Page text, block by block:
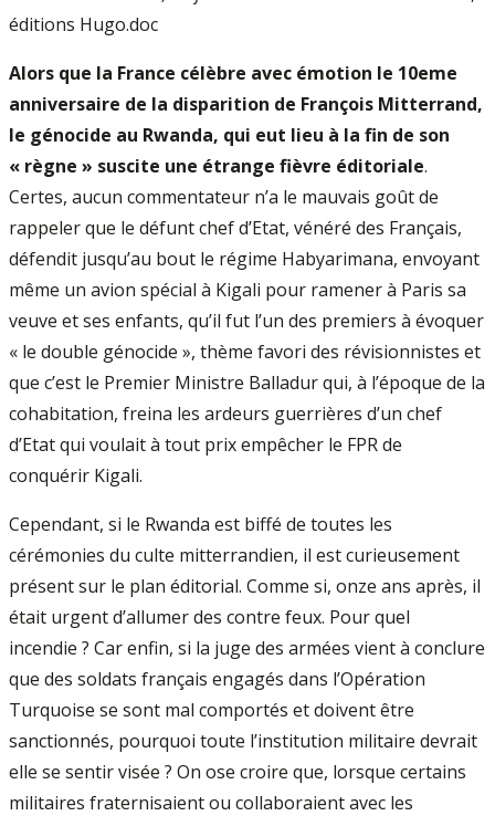
éditions Hugo.doc
Alors que la France célèbre avec émotion le 10eme
anniversaire de la disparition de François Mitterrand,
le génocide au Rwanda, qui eut lieu à la fin de son
« règne » suscite une étrange fièvre éditoriale.
Certes, aucun commentateur n’a le mauvais goût de
rappeler que le défunt chef d’Etat, vénéré des Français,
défendit jusqu’au bout le régime Habyarimana, envoyant
même un avion spécial à Kigali pour ramener à Paris sa
veuve et ses enfants, qu’il fut l’un des premiers à évoquer
« le double génocide », thème favori des révisionnistes et
que c’est le Premier Ministre Balladur qui, à l’époque de la
cohabitation, freina les ardeurs guerrières d’un chef
d’Etat qui voulait à tout prix empêcher le FPR de
conquérir Kigali.
Cependant, si le Rwanda est biffé de toutes les
cérémonies du culte mitterrandien, il est curieusement
présent sur le plan éditorial. Comme si, onze ans après, il
était urgent d’allumer des contre feux. Pour quel
incendie ? Car enfin, si la juge des armées vient à conclure
que des soldats français engagés dans l’Opération
Turquoise se sont mal comportés et doivent être
sanctionnés, pourquoi toute l’institution militaire devrait
elle se sentir visée ? On ose croire que, lorsque certains
militaires fraternisaient ou collaboraient avec les